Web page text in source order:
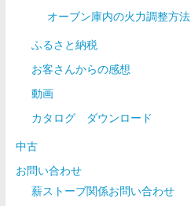
オーブン庫内の火力調整方法
ふるさと納税
お客さんからの感想
動画
カタログ ダウンロード
中古
お問い合わせ
薪ストーブ関係お問い合わせ